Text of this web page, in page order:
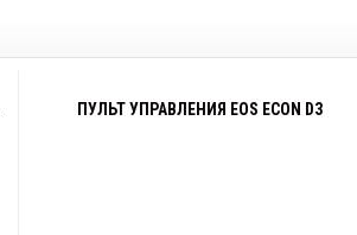
ПУЛЬТ УПРАВЛЕНИЯ EOS ECON D3